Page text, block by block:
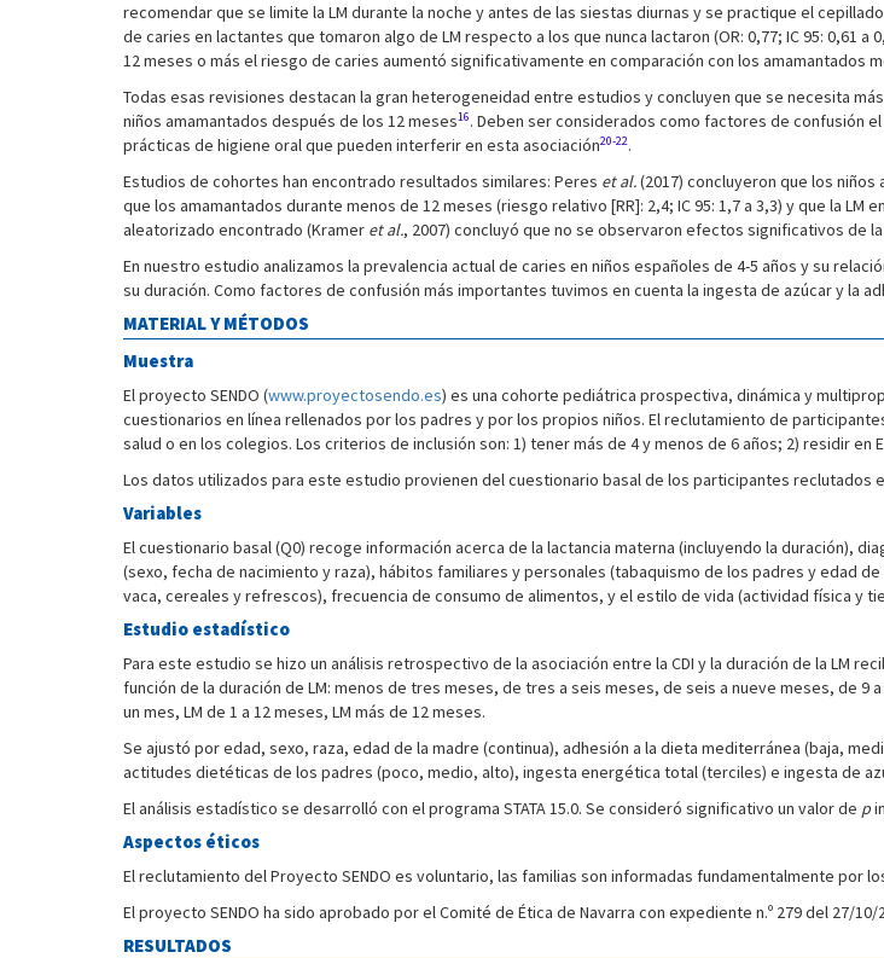
recomendar que se limite la LM durante la noche y antes de las siestas diurnas y se practique el
de caries en lactantes que tomaron algo de LM respecto a los que nunca lactaron (OR: 0,77; IC 95: 0,61 a
12 meses o más el riesgo de caries aumentó significativamente en comparación con los amamantados
Todas esas revisiones destacan la gran heterogeneidad entre estudios y concluyen que se necesita
niños amamantados después de los 12 meses16. Deben ser considerados como factores de confusión
prácticas de higiene oral que pueden interferir en esta asociación20-22.
Estudios de cohortes han encontrado resultados similares: Peres et al.(2017) concluyeron que los
que los amamantados durante menos de 12 meses (riesgo relativo [RR]: 2,4; IC 95: 1,7 a 3,3) y que la
aleatorizado encontrado (Kramer et al., 2007) concluyó que no se observaron efectos significativos de
En nuestro estudio analizamos la prevalencia actual de caries en niños españoles de 4-5 años y su
su duración. Como factores de confusión más importantes tuvimos en cuenta la ingesta de azúcar y la
MATERIAL Y MÉTODOS
Muestra
El proyecto SENDO (www.proyectosendo.es) es una cohorte pediátrica prospectiva, dinámica y
cuestionarios en línea rellenados por los padres y por los propios niños. El reclutamiento de
salud o en los colegios. Los criterios de inclusión son: 1) tener más de 4 y menos de 6 años; 2) residir
Los datos utilizados para este estudio provienen del cuestionario basal de los participantes reclutados
Variables
El cuestionario basal (Q0) recoge información acerca de la lactancia materna (incluyendo la duración),
(sexo, fecha de nacimiento y raza), hábitos familiares y personales (tabaquismo de los padres y edad
vaca, cereales y refrescos), frecuencia de consumo de alimentos, y el estilo de vida (actividad física y
Estudio estadístico
Para este estudio se hizo un análisis retrospectivo de la asociación entre la CDI y la duración de la LM
función de la duración de LM: menos de tres meses, de tres a seis meses, de seis a nueve meses, de 9
un mes, LM de 1 a 12 meses, LM más de 12 meses.
Se ajustó por edad, sexo, raza, edad de la madre (continua), adhesión a la dieta mediterránea (baja,
actitudes dietéticas de los padres (poco, medio, alto), ingesta energética total (terciles) e ingesta de
El análisis estadístico se desarrolló con el programa STATA 15.0. Se consideró significativo un valor de p
Aspectos éticos
El reclutamiento del Proyecto SENDO es voluntario, las familias son informadas fundamentalmente por
El proyecto SENDO ha sido aprobado por el Comité de Ética de Navarra con expediente n.º 279 del 27/10/
RESULTADOS